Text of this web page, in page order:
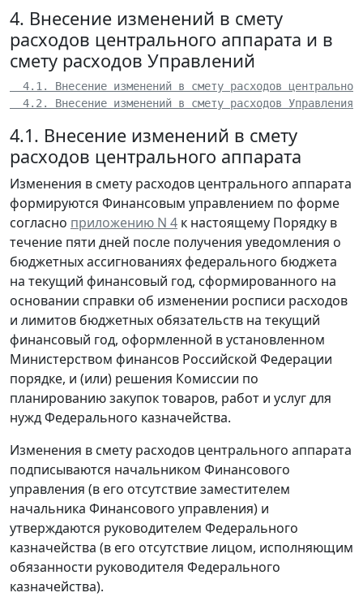
4. Внесение изменений в смету
расходов центрального аппарата и в
смету расходов Управлений
4.1. Внесение изменений в смету расходов
  4.2. Внесение изменений в смету расходов Управления
4.1. Внесение изменений в смету
расходов центрального аппарата
Изменения в смету расходов центрального аппарата
формируются Финансовым управлением по форме
согласно приложению N 4 к настоящему Порядку в
течение пяти дней после получения уведомления о
бюджетных ассигнованиях федерального бюджета
на текущий финансовый год, сформированного на
основании справки об изменении росписи расходов
и лимитов бюджетных обязательств на текущий
финансовый год, оформленной в установленном
Министерством финансов Российской Федерации
порядке, и (или) решения Комиссии по
планированию закупок товаров, работ и услуг для
нужд Федерального казначейства.
Изменения в смету расходов центрального аппарата
подписываются начальником Финансового
управления (в его отсутствие заместителем
начальника Финансового управления) и
утверждаются руководителем Федерального
казначейства (в его отсутствие лицом, исполняющим
обязанности руководителя Федерального
казначейства).